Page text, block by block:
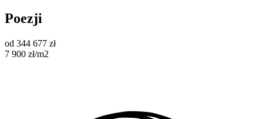
Poezji
od 344 677 zł
7 900 zł/m2